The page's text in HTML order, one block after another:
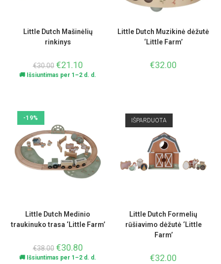
Little Dutch Mašinėlių
rinkinys
€30.00 €21.10
🚚 Išsiuntimas per 1–2 d. d.
Little Dutch Muzikinė dėžutė
‘Little Farm’
€32.00
-19%
Little Dutch Medinio
traukinuko trasa ‘Little Farm’
€38.00 €30.80
🚚 Išsiuntimas per 1–2 d. d.
IŠPARDUOTA
Little Dutch Formelių
rūšiavimo dėžutė ‘Little
Farm’
€32.00